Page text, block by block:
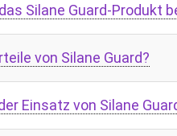
Silane Guard-Produkt
von Silane Guard?
Einsatz von Silane